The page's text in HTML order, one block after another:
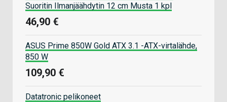
Suoritin Ilmanjäähdytin 12 cm Musta 1 kpl
46,90 €
ASUS Prime 850W Gold ATX 3.1 -ATX-virtalähde,
850 W
109,90 €
Datatronic pelikoneet